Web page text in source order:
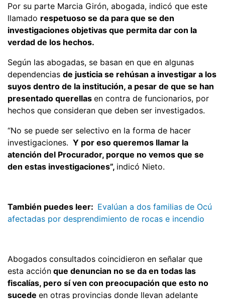
Por su parte Marcia Girón, abogada, indicó que este
llamado respetuoso se da para que se den
investigaciones objetivas que permita dar con la
verdad de los hechos.
Según las abogadas, se basan en que en algunas
dependencias de justicia se rehúsan a investigar a los
suyos dentro de la institución, a pesar de que se han
presentado querellas en contra de funcionarios, por
hechos que consideran que deben ser investigados.
“No se puede ser selectivo en la forma de hacer
investigaciones. Y por eso queremos llamar la
atención del Procurador, porque no vemos que se
den estas investigaciones”, indicó Nieto.
También puedes leer: Evalúan a dos familias de Ocú
afectadas por desprendimiento de rocas e incendio
Abogados consultados coincidieron en señalar que
esta acción que denuncian no se da en todas las
fiscalías, pero sí ven con preocupación que esto no
sucede en otras provincias donde llevan adelante